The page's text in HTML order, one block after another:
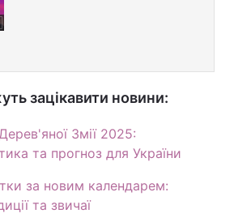
зацікавити новини:
Змії 2025:
та прогноз для України
за новим календарем:
та звичаї